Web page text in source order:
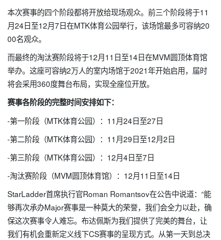
本次赛事的四个阶段都将开放给现场观众。前三个阶段将于11
月24日至12月7日在MTK体育公园举行，该场馆最多可容纳20
00名观众。
而最终的淘汰赛阶段将于12月11日至14日在MVM圆顶体育馆
举办。这座可容纳2万人的室内场馆于2021年开始启用，届时
将会采用360度舞台布局，实现全座位开放。
赛事各阶段的完整时间安排如下：
-第一阶段（MTK体育公园）：11月24日至27日
-第二阶段（MTK体育公园）：11月29日至12月2日
-第三阶段（MTK体育公园）：12月4日至7日
-淘汰赛阶段（MVM圆顶体育馆）：12月11日至14日
StarLadder首席执行官Roman Romantsov在公告中说道：“能
够再次承办Major赛事是一种莫大的荣誉，我们会全力以赴，确
保这次赛事令人难忘。布达佩斯为我们提供了完美的舞台，让
我们有机会重新定义线下CS赛事的呈现方式。从第一天到总决